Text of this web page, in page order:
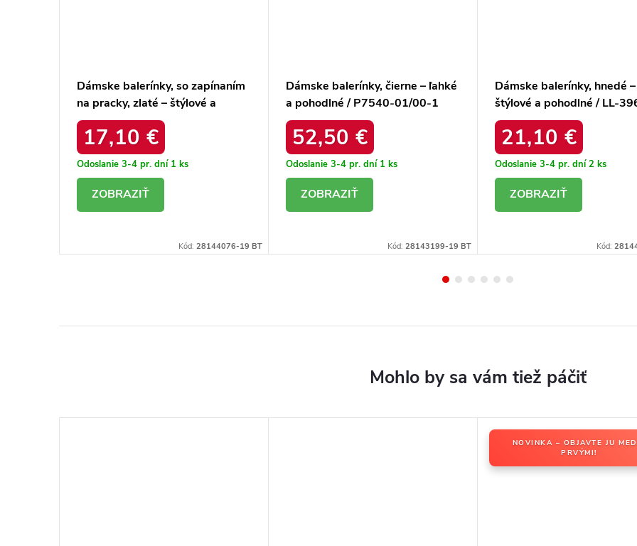
Dámske balerínky, so zapínaním
na pracky, zlaté – štýlové a
pohodlné / 6672 GOLD
17,10 €
Odoslanie 3-4 pr. dní 1 ks
Kód: 28144076-19 BT
Dámske balerínky, čierne – ľahké
a pohodlné / P7540-01/00-1
CZARNY
52,50 €
Odoslanie 3-4 pr. dní 1 ks
Kód: 28143199-19 BT
Dámske balerínky, hnedé –
štýlové a pohodlné / LL-
BROWN
21,10 €
Odoslanie 3-4 pr. dní2 ks
Kód:
NOVINKA – OBJAVTE JU
PRVÝMI!